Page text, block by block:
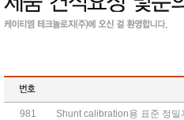
981 Shunt calibration용 표준 정